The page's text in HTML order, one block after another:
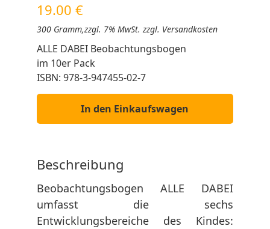
19.00 €
300 Gramm,zzgl. 7% MwSt. zzgl. Versandkosten
ALLE DABEI Beobachtungsbogen
im 10er Pack
ISBN: 978-3-947455-02-7
In den Einkaufswagen
Beschreibung
Beobachtungsbogen ALLE DABEI
umfasst die sechs
Entwicklungsbereiche des Kindes: